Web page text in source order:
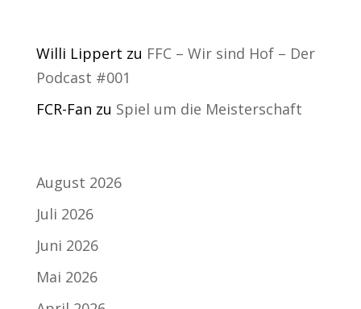
Willi Lippert zu FFC – Wir sind Hof – Der
Podcast #001
FCR-Fan zu Spiel um die Meisterschaft
August 2026
Juli 2026
Juni 2026
Mai 2026